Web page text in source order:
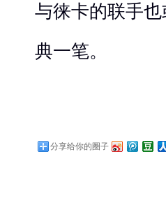
与徕卡的联手
典一笔。
分享给你的圈子